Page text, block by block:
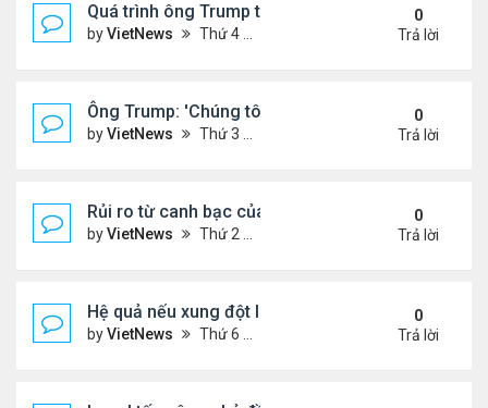
Quá trình ông Trump thay đổi lập trường về xung
byVietNews Thứ 4 Tháng 6 18, 2025 2:22 pm
0
Trả lời
Ông Trump: 'Chúng tôi đã kiểm soát hoàn toàn
byVietNews Thứ 3 Tháng 6 17, 2025 5:52 pm
0
Trả lời
Rủi ro từ canh bạc của Thủ tướng Israel khi tấn
byVietNews Thứ 2 Tháng 6 16, 2025 4:45 pm
0
Trả lời
Hệ quả nếu xung đột Israel - Iran lan rộng
byVietNews Thứ 6 Tháng 6 13, 2025 5:24 pm
0
Trả lời